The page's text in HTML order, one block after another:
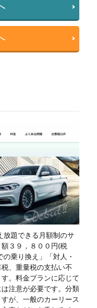
放題できる月額制のサ
３９，８００円(税
乗り換え」「対人・
、重量税の支払い不
。料金プランに応じて
注意が必要です。分類
が、一般のカーリース